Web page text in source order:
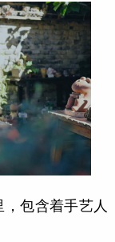
包含着手艺人